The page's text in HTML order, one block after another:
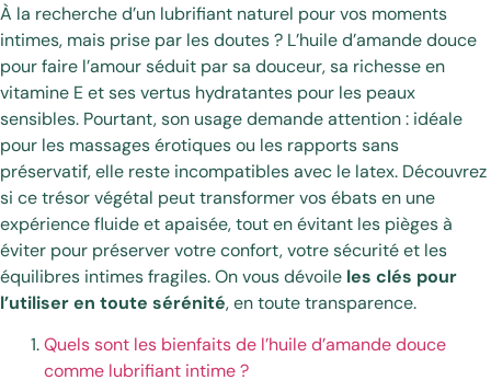
À la recherche d’un lubrifiant naturel pour vos moments
intimes, mais prise par les doutes ? L’huile d’amande douce
pour faire l’amour séduit par sa douceur, sa richesse en
vitamine E et ses vertus hydratantes pour les peaux
sensibles. Pourtant, son usage demande attention : idéale
pour les massages érotiques ou les rapports sans
préservatif, elle reste incompatibles avec le latex. Découvrez
si ce trésor végétal peut transformer vos ébats en une
expérience fluide et apaisée, tout en évitant les pièges à
éviter pour préserver votre confort, votre sécurité et les
équilibres intimes fragiles. On vous dévoile les clés pour
l’utiliser en toute sérénité, en toute transparence.
Quels sont les bienfaits de l’huile d’amande douce
comme lubrifiant intime ?